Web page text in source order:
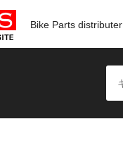
Bike Parts distributer